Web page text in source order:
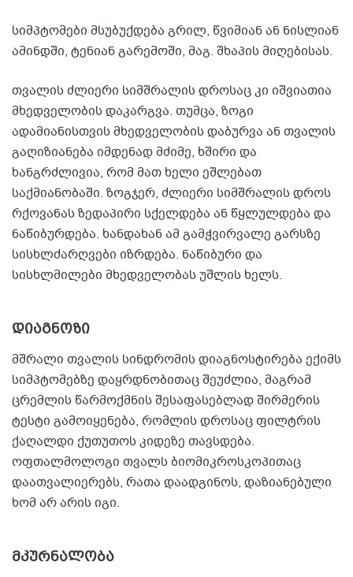
სიმპტომები მსუბუქდება გრილ, წვიმიან ან ნისლიან
ამინდში, ტენიან გარემოში, მაგ. შხაპის მიღებისას.
თვალის ძლიერი სიმშრალის დროსაც კი იშვიათია
მხედველობის დაკარგვა. თუმცა, ზოგი
ადამიანისთვის მხედველობის დაბურვა ან თვალის
გაღიზიანება იმდენად მძიმე, ხშირი და
ხანგრძლივია, რომ მათ ხელი ეშლებათ
საქმიანობაში. ზოგჯერ, ძლიერი სიმშრალის დროს
რქოვანას ზედაპირი სქელდება ან წყლულდება და
ნაწიბურდება. ხანდახან ამ გამჭვირვალე გარსზე
სისხლძარღვები იზრდება. ნაწიბური და
სისხლმილები მხედველობას უშლის ხელს.
დიაგნოზი
მშრალი თვალის სინდრომის დიაგნოსტირება ექიმს
სიმპტომებზე დაყრდნობითაც შეუძლია, მაგრამ
ცრემლის წარმოქმნის შესაფასებლად შირმერის
ტესტი გამოიყენება, რომლის დროსაც ფილტრის
ქაღალდი ქუთუთოს კიდეზე თავსდება.
ოფთალმოლოგი თვალს ბიომიკროსკოპითაც
დაათვალიერებს, რათა დაადგინოს, დაზიანებული
ხომ არ არის იგი.
მკურნალობა